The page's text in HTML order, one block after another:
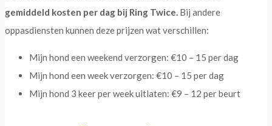
gemiddeld kosten per dag bij Ring Twice. Bij andere
oppasdiensten kunnen deze prijzen wat verschillen:
Mijn hond een weekend verzorgen: €10 – 15 per dag
Mijn hond een week verzorgen: €10 – 15 per dag
Mijn hond 3 keer per week uitlaten: €9 – 12 per beurt